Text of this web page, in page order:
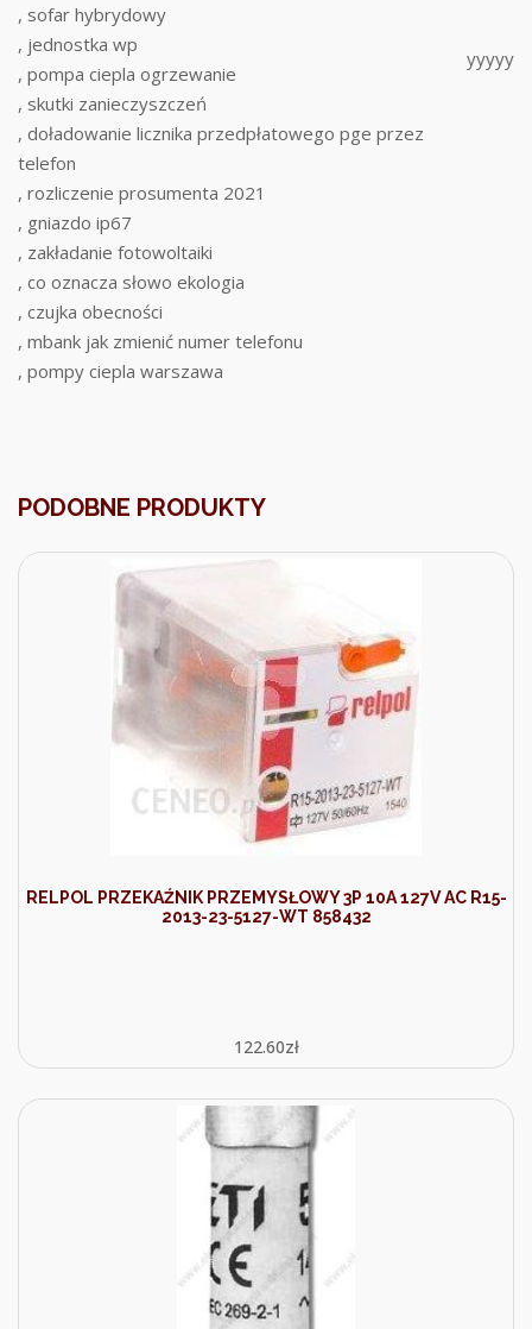
, sofar hybrydowy
, jednostka wp
, pompa ciepla ogrzewanie
, skutki zanieczyszczeń
, doładowanie licznika przedpłatowego pge przez
telefon
, rozliczenie prosumenta 2021
, gniazdo ip67
, zakładanie fotowoltaiki
, co oznacza słowo ekologia
, czujka obecności
, mbank jak zmienić numer telefonu
, pompy ciepla warszawa
yyyyy
PODOBNE PRODUKTY
RELPOL PRZEKAŹNIK PRZEMYSŁOWY 3P 10A 127V AC R15-
2013-23-5127-WT 858432
122.60zł